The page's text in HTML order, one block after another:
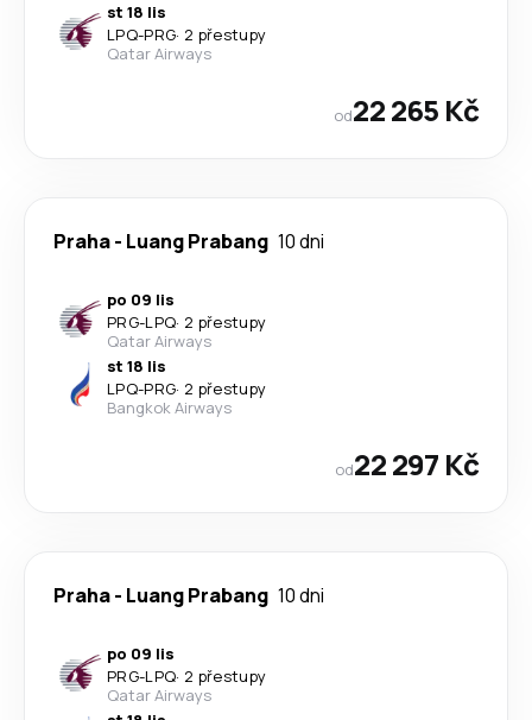
st 18 lis
LPQ-PRG· 2 přestupy
Qatar Airways
od22 265 Kč
Praha- Luang Prabang 10 dni
po 09 lis
PRG-LPQ· 2 přestupy
Qatar Airways
st 18 lis
LPQ-PRG· 2 přestupy
Bangkok Airways
od22 297 Kč
Praha- Luang Prabang 10 dni
po 09 lis
PRG-LPQ· 2 přestupy
Qatar Airways